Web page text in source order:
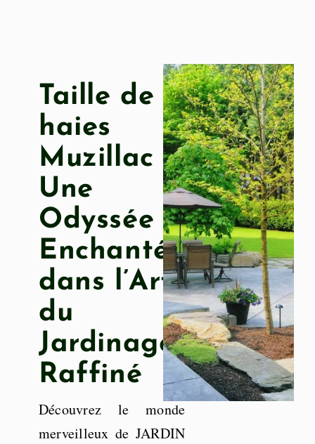
Taille de
haies
Muzillac :
Une
Odyssée
Enchantée
dans l’Art
du
Jardinage
Raffiné
Découvrez le monde
merveilleux de JARDIN